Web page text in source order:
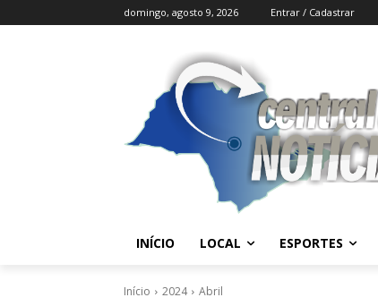
domingo, agosto 9, 2026 Entrar / Cadastrar
INÍCIO LOCAL ESPORTES
Início 2024 Abril